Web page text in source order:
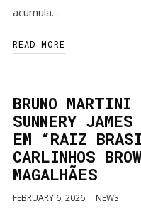
acumula...
READ MORE
BRUNO MARTINI
SUNNERY
EM “RAIZ
CARLINHOS
MAGALHÃES
FEBRUARY 6, 2026 NEWS